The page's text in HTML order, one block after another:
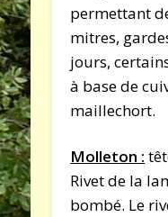
permettant
mitres,
jours,
à base de
maillechort.
Molleton :
Rivet de la
bombé. Le